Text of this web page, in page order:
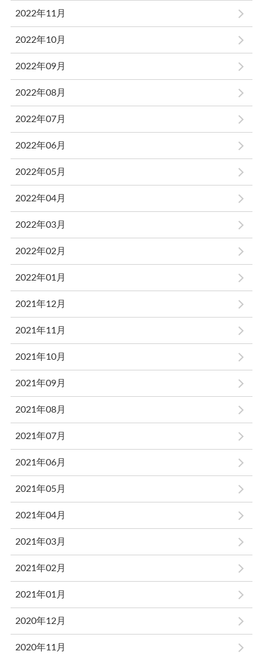
2022年11月
2022年10月
2022年09月
2022年08月
2022年07月
2022年06月
2022年05月
2022年04月
2022年03月
2022年02月
2022年01月
2021年12月
2021年11月
2021年10月
2021年09月
2021年08月
2021年07月
2021年06月
2021年05月
2021年04月
2021年03月
2021年02月
2021年01月
2020年12月
2020年11月